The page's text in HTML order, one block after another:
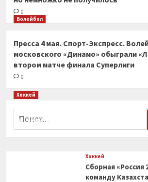
0
Волейбол
Пресса 4 мая. Спорт-Экспресс.
московского «Динамо» обыграли
втором матче финала Суперлиги
0
Хоккей
Сборная Канады по хоккею
на чемпионат мира
Хоккей
Сборная «Россия
команду